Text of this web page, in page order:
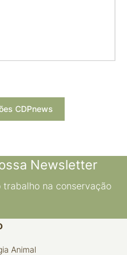
CDPnews
Newsletter
trabalho na conservação
Animal